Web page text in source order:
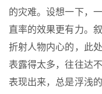
的灾难。设想一下，
直率的效果更有力。
折射人物内心的，此
表露得太多，往往达
表现出来，总是浮浅